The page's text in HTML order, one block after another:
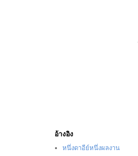
อ้างอิง
หนึ่งดาอีย์หนึ่งผลงาน